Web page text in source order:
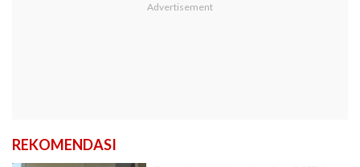
REKOMENDASI